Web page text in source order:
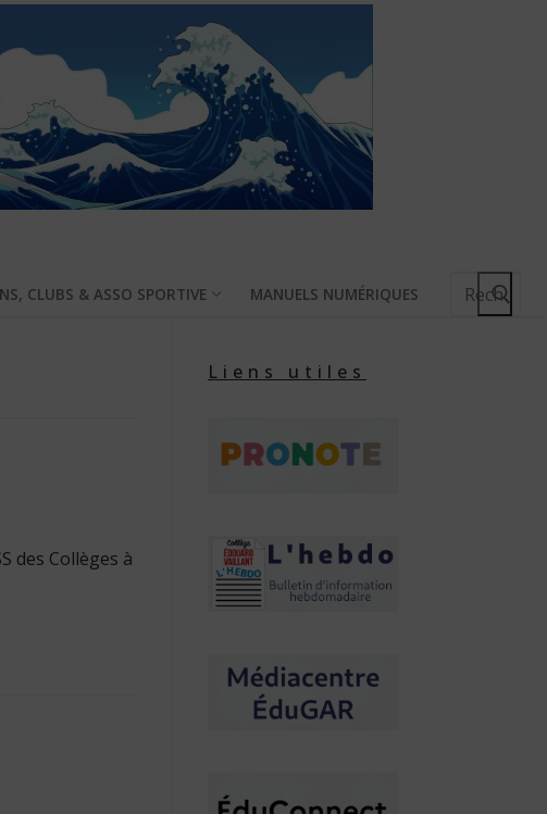
CLUBS & ASSO SPORTIVE MANUELS NUMÉRIQUES
Rechercher
des Collèges à
Liens utiles